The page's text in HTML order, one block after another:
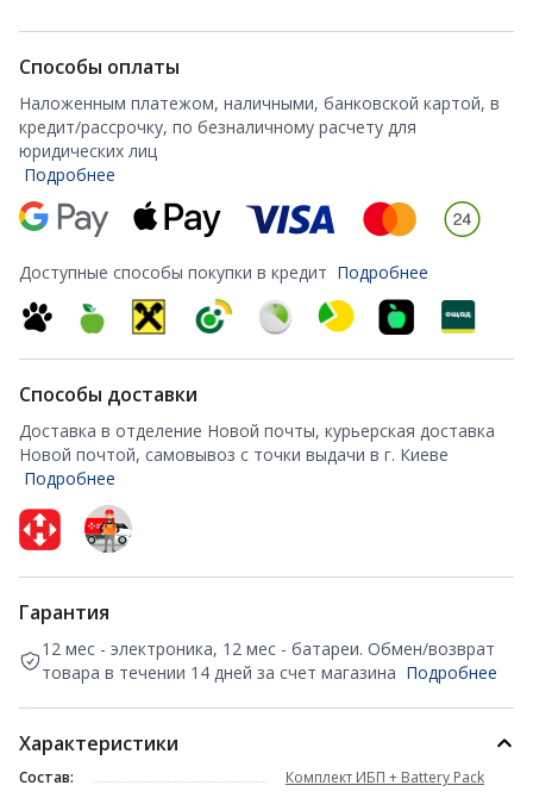
Способы оплаты
Наложенным платежом, наличными, банковской картой, в
кредит/рассрочку, по безналичному расчету для
юридических лиц
Подробнее
Доступные способы покупки в кредит Подробнее
Способы доставки
Доставка в отделение Новой почты, курьерская доставка
Новой почтой, самовывоз с точки выдачи в г. Киеве
Подробнее
Гарантия
12 мес - электроника, 12 мес - батареи. Обмен/возврат
товара в течении 14 дней за счет магазина Подробнее
Характеристики
Состав:
Комплект ИБП + Battery Pack